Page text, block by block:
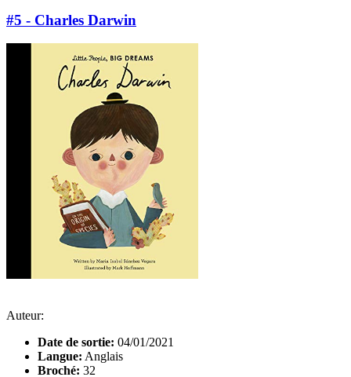
#5 - Charles Darwin
Auteur:
Date de sortie: 04/01/2021
Langue: Anglais
Broché: 32